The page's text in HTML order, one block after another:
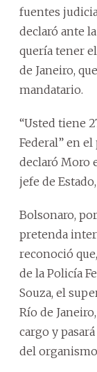
fuentes
declaró ante
quería tener
de Janeiro,
mandatario.
“Usted tiene
Federal” en el
declaró Moro
jefe de
Bolsonaro,
pretenda
reconoció
de la Policía
Souza, el
Río de
cargo y
del